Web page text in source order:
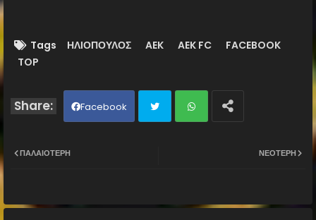
Tags ΗΛΙΟΠΟΥΛΟΣ AEK AEK FC
FACEBOOK
TOP
Facebook
ap
ΝΕΌΤΕΡΗ
ΠΑΛΑΙΌΤΕΡΗ